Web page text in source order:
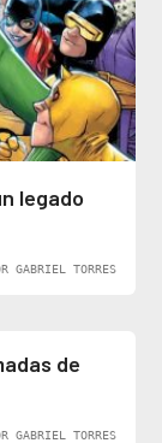
legado
GABRIEL TORRES
de
GABRIEL TORRES